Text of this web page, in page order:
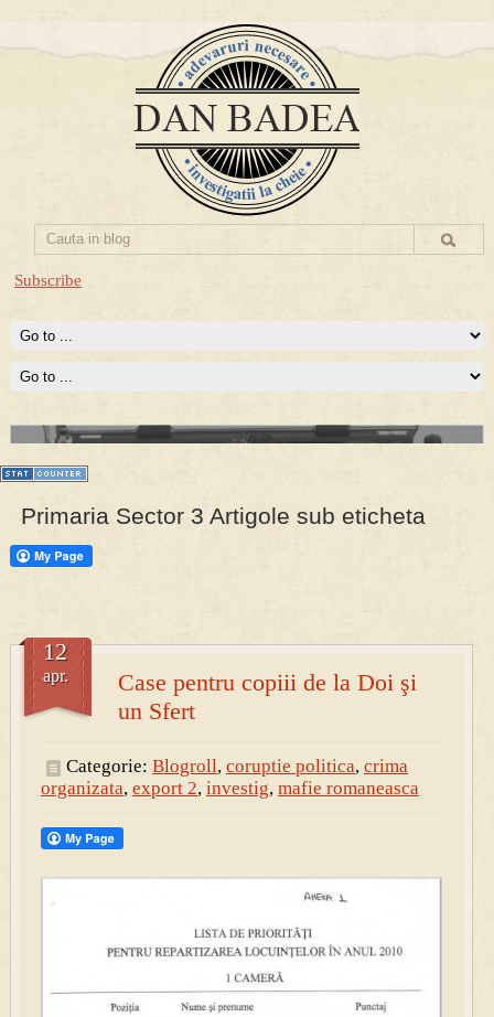
Subscribe
PRESA
Permise pentru vânătoarea de porci în costume, cu gulere albe
Prima mea carte publicata (Nemira)
Averea Presedintelui: prima lucrare despre controversatele
conturi secrete ale Securitatii.
Primaria Sector 3 Artigole sub eticheta
Case pentru copiii de la Doi şi
un Sfert
12
apr.
Categorie: Blogroll, coruptie politica, crima
organizata, export 2, investig, mafie romaneasca